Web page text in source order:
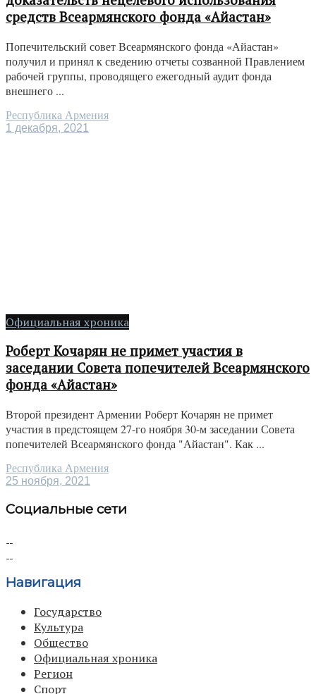
средств Всеармянского фонда «Айастан»
Попечительский совет Всеармянского фонда «Айастан»
получил и принял к сведению отчеты созванной Правлением
рабочей группы, проводящего ежегодный аудит фонда
внешнего ...
Республика Армения
1 декабря, 2021
Официальная хроника
Роберт Кочарян не примет участия в
заседании Совета попечителей Всеармянского
фонда «Айастан»
Второй президент Армении Роберт Кочарян не примет
участия в предстоящем 27-го ноября 30-м заседании Совета
попечителей Всеармянского фонда "Айастан". Как ...
Республика Армения
25 ноября, 2021
Социальные сети
Навигация
Государство
Культура
Общество
Официальная хроника
Регион
Спорт